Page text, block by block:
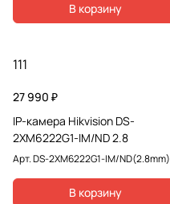
В корзину
111
27 990 ₽
IP-камера Hikvision DS-
2XM6222G1-IM/ND 2.8
Арт.DS-2XM6222G1-IM/ND(2.8mm)
В корзину